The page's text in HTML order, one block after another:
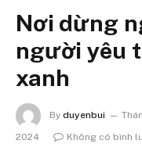
Nơi dừng
người yêu
xanh
By duyenbui
2024
Không có bình